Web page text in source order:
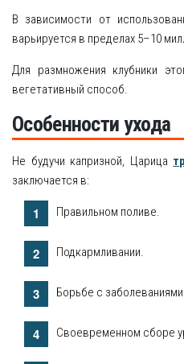
В зависимости от
варьируется в пределах 5–10
Для размножения клубники
вегетативный способ.
Особенности ухода
Не будучи капризной, Царица
заключается в:
Правильном поливе.
Подкармливании.
Борьбе с заболеваниями
Своевременном сборе